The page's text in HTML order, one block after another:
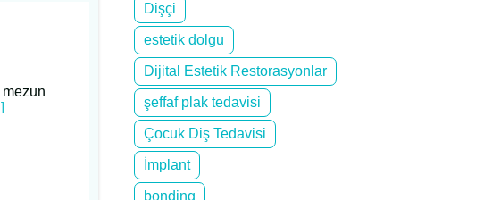
Dişçi
estetik dolgu
Dijital Estetik Restorasyonlar
şeffaf plak tedavisi
Çocuk Diş Tedavisi
İmplant
bonding